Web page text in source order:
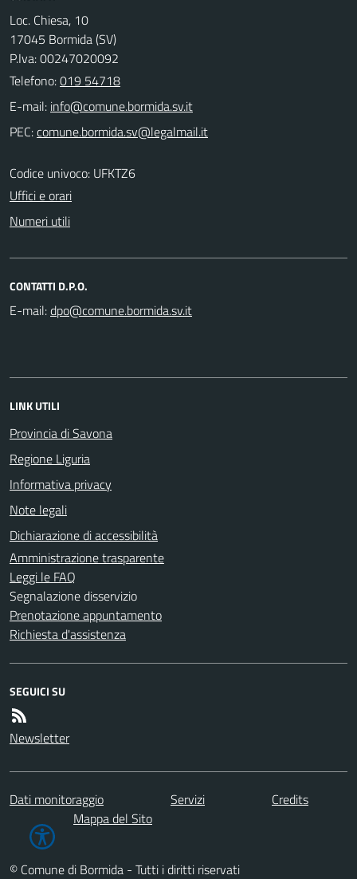
Loc. Chiesa, 10
17045 Bormida (SV)
P.Iva: 00247020092
Telefono:019 54718
E-mail:
PEC:
Codice univoco: UFKTZ6
Uffici e orari
Numeri utili
CONTATTI D.P.O.
E-mail:
LINK UTILI
Provincia di Savona
Regione Liguria
Informativa privacy
Note legali
Dichiarazione di accessibilità
Amministrazione trasparente
Leggi le FAQ
Segnalazione disservizio
Prenotazione appuntamento
Richiesta d'assistenza
SEGUICI SU
Newsletter
Dati monitoraggio Servizi
Credits
Mappa del Sito
© Comune di Bormida - Tutti i diritti riservati